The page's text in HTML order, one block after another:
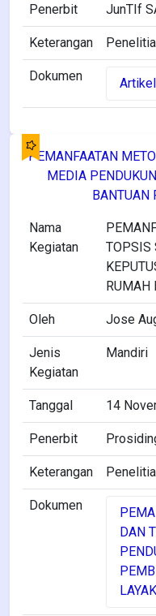
Penerbit JunTIf
Keterangan
Dokumen
PEMANFAATAN
MEDIA
BANTUAN
Nama
Kegiatan
TOPSIS
RUMAH
Oleh Jose
Jenis
Kegiatan
Mandiri
Tanggal 14
Penerbit
Keterangan
Dokumen
DAN